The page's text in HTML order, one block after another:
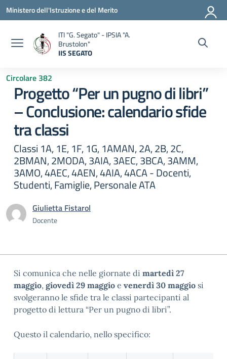
Vai ai contenuti
Vai al menu di navigazione
Vai al footer
Ministero dell'Istruzione e del Merito
ITI "G. Segato" - IPSIA "A.
Brustolon"
IIS SEGATO
Circolare 382
Progetto “Per un pugno di libri”
– Conclusione: calendario sfide
tra classi
Classi 1A, 1E, 1F, 1G, 1AMAN, 2A, 2B, 2C,
2BMAN, 2MODA, 3AIA, 3AEC, 3BCA, 3AMM,
3AMO, 4AEC, 4AEN, 4AIA, 4ACA - Docenti,
Studenti, Famiglie, Personale ATA
Giulietta Fistarol
Docente
Si comunica che nelle giornate di martedì 27
maggio, giovedì 29 maggio e venerdì 30 maggio si
svolgeranno le sfide tra le classi partecipanti al
progetto di lettura “Per un pugno di libri”.
Questo il calendario, nello specifico: